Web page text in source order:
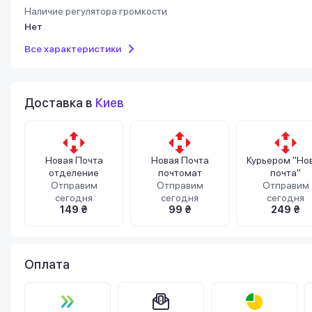
Наличие регулятора громкости
Нет
Все характеристики
Доставка в Киев
Новая Почта
отделение
Отправим
сегодня
149 ₴
Новая Почта
почтомат
Отправим
сегодня
99 ₴
Курьером
почта"
Отправим
сегодня
249 ₴
Оплата